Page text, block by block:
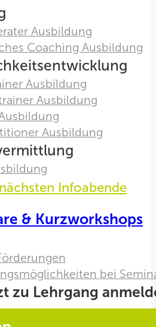
Ausbildung
Coaching Ausbildung
Ausbildung
Ausbildung
Ausbildung
Infoabende
& Kurzworkshops
bei
zu Lehrgang